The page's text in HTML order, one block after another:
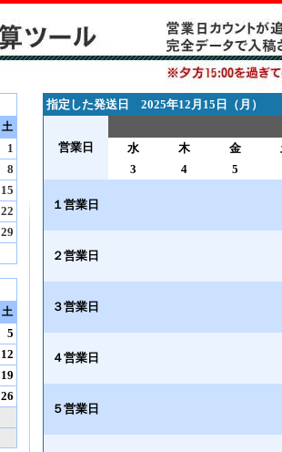
土
1
8
15
22
29
土
5
12
19
26
指定した発送日 2025年12月15日（月）
営業日 水 木 金
3
4 5
１営業日
２営業日
３営業日
４営業日
５営業日